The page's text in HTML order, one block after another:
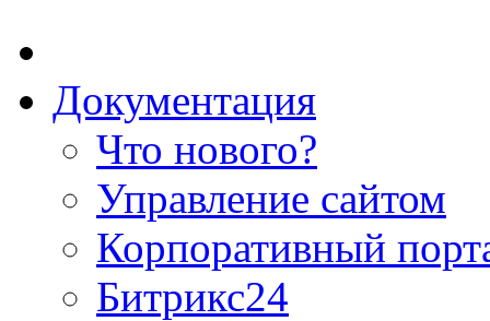
Документация
Что нового?
Управление сайтом
Корпоративный
Битрикс24